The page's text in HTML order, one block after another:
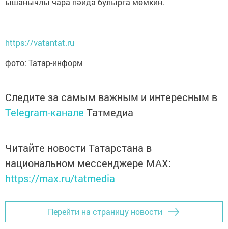
https://vatantat.ru
фото: Татар-информ
Следите за самым важным и интересным в
Telegram-канале Татмедиа
Читайте новости Татарстана в
национальном мессенджере MАХ:
https://max.ru/tatmedia
Перейти на страницу новости